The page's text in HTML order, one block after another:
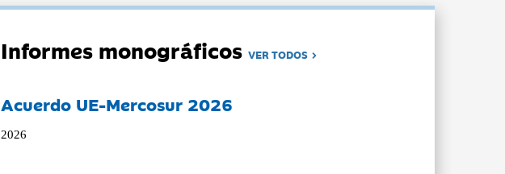
Informes monográficosVER TODOS
Acuerdo UE-Mercosur 2026
2026